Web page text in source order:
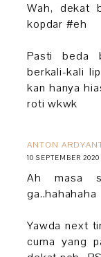
Wah, dekat
kopdar #eh
Pasti beda
berkali-kali
kan hanya
roti wkwk
ANTON
10 SEPTEMBER 2020
Ah masa
ga..hahahaha
Yawda next
cuma yang